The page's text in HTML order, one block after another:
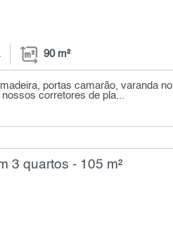
90 m²
portas camarão, varanda no
corretores de pla...
3 quartos - 105 m²